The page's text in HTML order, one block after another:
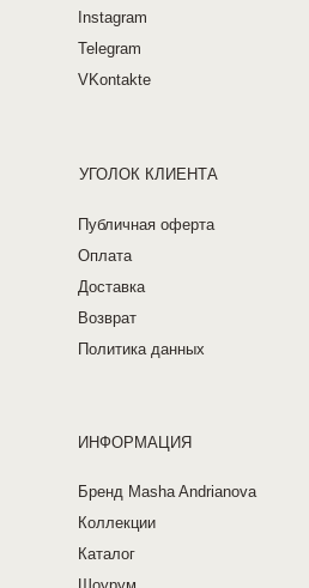
УГОЛОК КЛИЕНТА
Публичная оферта
Оплата
Доставка
Возврат
Политика данных
Instagram
Telegram
VKontakte
ИНФОРМАЦИЯ
Бренд Masha Andrianova
Коллекции
Каталог